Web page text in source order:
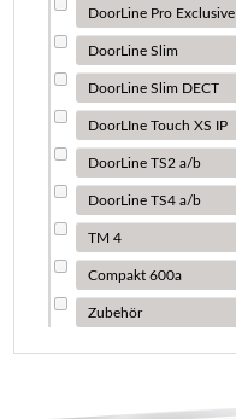
DoorLine Pro Exclusive
DoorLine Slim
DoorLine Slim DECT
DoorLIne Touch XS IP
DoorLine TS2 a/b
DoorLine TS4 a/b
TM 4
Compakt 600a
Zubehör